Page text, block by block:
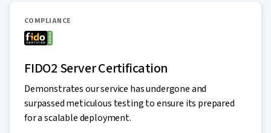
COMPLIANCE
FIDO2 Server Certification
Demonstrates our service has undergone and
surpassed meticulous testing to ensure its prepared
for a scalable deployment.